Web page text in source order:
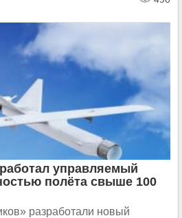
управляемый
полёта свыше 100
разработали новый